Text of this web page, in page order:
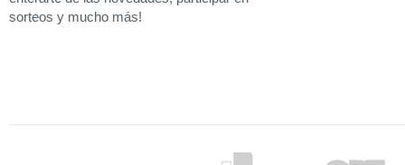
sorteos y mucho más!